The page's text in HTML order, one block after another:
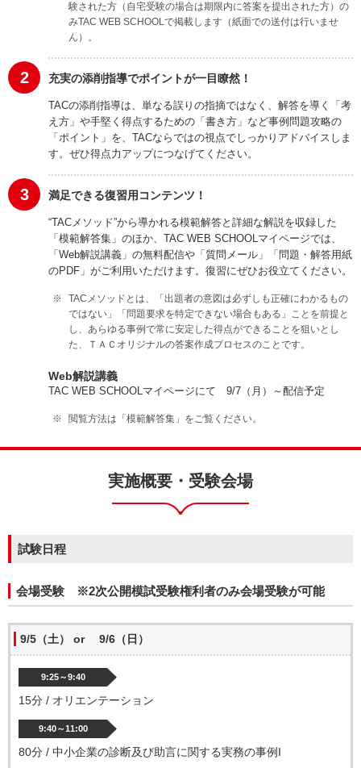
験された方（自宅受験の場合は期限内に答案を提出された方）の
みTAC WEB SCHOOLで掲載します（紙面での送付は行いませ
ん）。
2 充実の添削指導でポイントが一目瞭然！
TACの添削指導は、単なる誤りの指摘ではなく、解答を導く「考
え方」や手堅く得点するための「書き方」など事例問題攻略の
「ポイント」を、TACならではの視点でしっかりアドバイスしま
す。ぜひ得点力アップにつなげてください。
3 満足できる復習用コンテンツ！
“TACメソッド”から導かれる模範解答と詳細な解説を収録した
「模範解答集」のほか、TAC WEB SCHOOLマイページでは、
「Web解説講義」の無料配信や「質問メール」「問題・解答用紙
のPDF」がご利用いただけます。復習にぜひお役立てください。
TACメソッドとは、「出題者の意図は必ずしも正確にわかるもの
ではない」「問題要求を特定できない場合もある」ことを前提と
し、あらゆる事例で常に安定した得点ができることを狙いとし
た、ＴＡＣオリジナルの答案作成プロセスのことです。
Web解説講義
TAC WEB SCHOOLマイページにて 9/7（月）～配信予定
閲覧方法は「模範解答集」をご覧ください。
実施概要・受験会場
試験日程
会場受験 ※2次公開模試受験権利者のみ会場受験が可能
9/5（土） or 9/6（日）
9:25～9:40
15分 / オリエンテーション
9:40～11:00
80分 / 中小企業の診断及び助言に関する実務の事例I